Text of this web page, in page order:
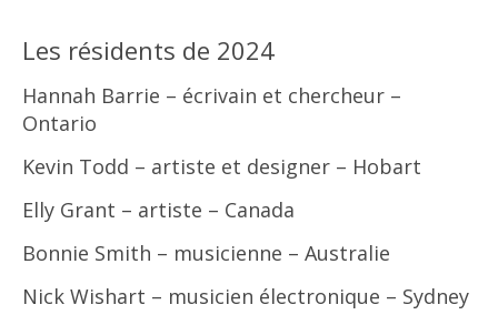
Les résidents de 2024
Hannah Barrie – écrivain et chercheur –
Ontario
Kevin Todd – artiste et designer – Hobart
Elly Grant – artiste – Canada
Bonnie Smith – musicienne – Australie
Nick Wishart – musicien électronique – Sydney